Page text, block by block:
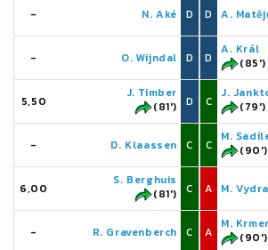
- N. Aké D
- O. Wijndal D
5,50
J. Timber
(81')
D
- D. Klaassen C
6,00
S. Berghuis
(81')
C
- R. Gravenberch C
D A.
D
A. Král
(85')
C
J.
(79')
C
M.
(90')
A M. Vydra
A
M.
(90')